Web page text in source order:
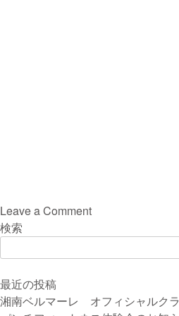
Leave a Commenton
ル
全
管
検索
最近の投稿
湘南ベルマーレ オフィシャルク